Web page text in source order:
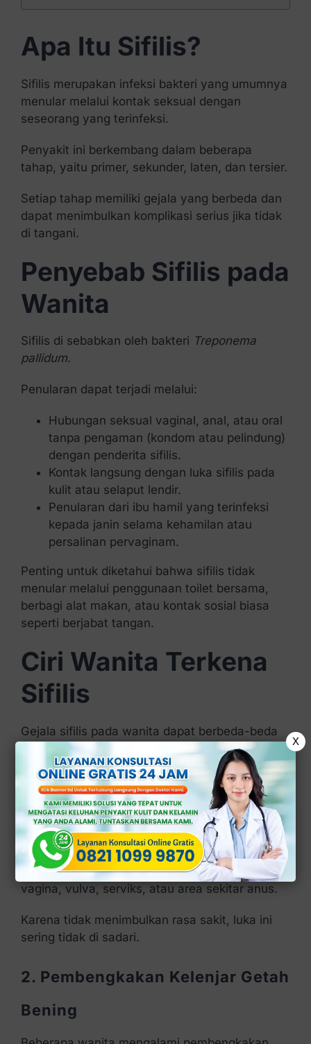
Apa Itu Sifilis?
Sifilis merupakan infeksi bakteri yang umumnya
menular melalui kontak seksual dengan
seseorang yang terinfeksi.
Penyakit ini berkembang dalam beberapa
tahap, yaitu primer, sekunder, laten, dan tersier.
Setiap tahap memiliki gejala yang berbeda dan
dapat menimbulkan komplikasi serius jika tidak
di tangani.
Penyebab Sifilis pada
Wanita
Sifilis di sebabkan oleh bakteri Treponema
pallidum.
Penularan dapat terjadi melalui:
Hubungan seksual vaginal, anal, atau oral
tanpa pengaman (kondom atau pelindung)
dengan penderita sifilis.
Kontak langsung dengan luka sifilis pada
kulit atau selaput lendir.
Penularan dari ibu hamil yang terinfeksi
kepada janin selama kehamilan atau
persalinan pervaginam.
Penting untuk diketahui bahwa sifilis tidak
menular melalui penggunaan toilet bersama,
berbagi alat makan, atau kontak sosial biasa
seperti berjabat tangan.
Ciri Wanita Terkena
Sifilis
Gejala sifilis pada wanita dapat berbeda-beda
tergantung tahap infeksinya.
1. Muncul Luka pada Area
Kelamin
Pada tahap awal, sifilis sering di tandai dengan
munculnya luka kecil yang tidak nyeri pada
vagina, vulva, serviks, atau area sekitar anus.
Karena tidak menimbulkan rasa sakit, luka ini
sering tidak di sadari.
2. Pembengkakan Kelenjar Getah
Bening
X